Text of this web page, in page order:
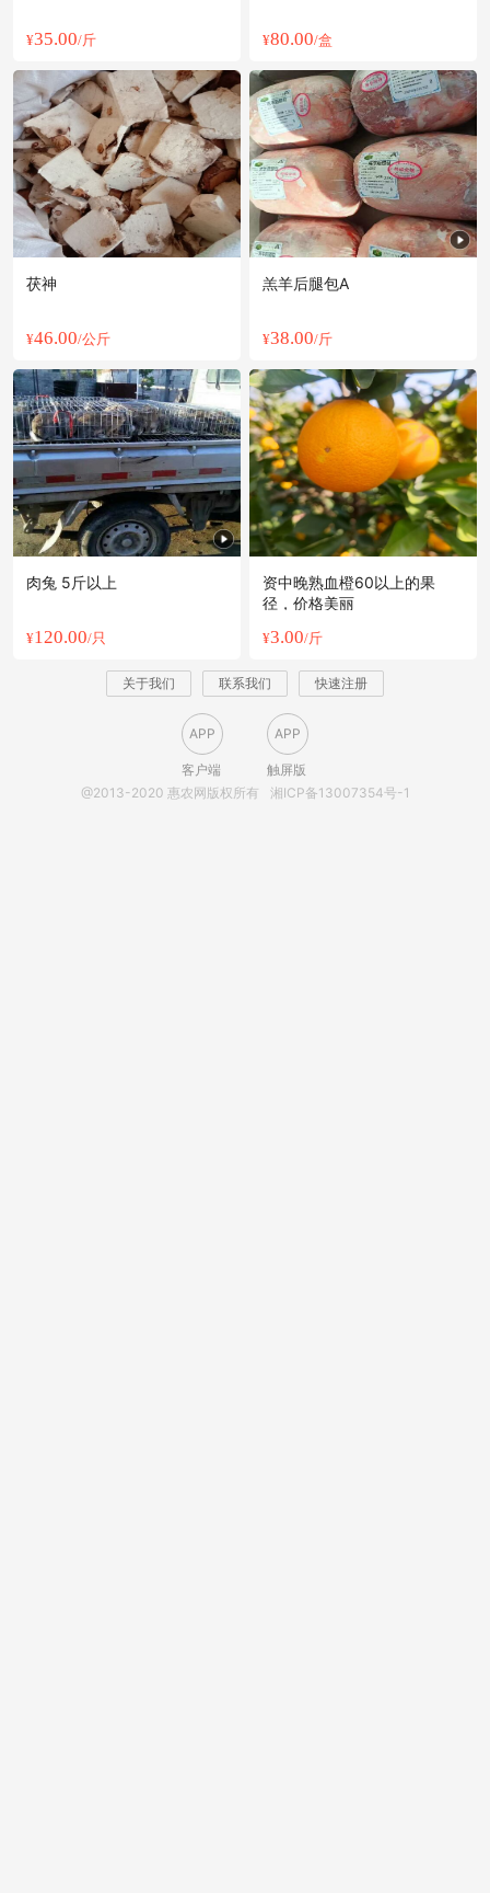
¥35.00/斤 ¥80.00/盒
茯神
¥46.00/公斤
羔羊后腿包A
¥38.00/斤
肉兔 5斤以上
¥120.00/只
资中晚熟血橙60以上的果
径，价格美丽
¥3.00/斤
关于我们 联系我们 快速注册
APP
客户端
APP
触屏版
@2013-2020 惠农网版权所有
湘ICP备13007354号-1